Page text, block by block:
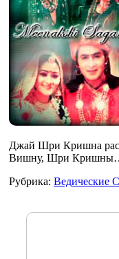
Джай Шри Кришна
Вишну, Шри
Рубрика: Ведические